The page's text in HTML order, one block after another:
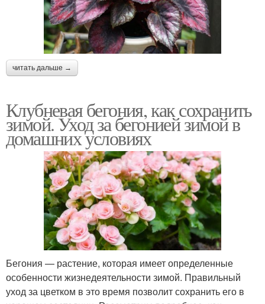
читать дальше →
Клубневая бегония, как сохранить
зимой. Уход за бегонией зимой в
домашних условиях
Бегония — растение, которая имеет определенные
особенности жизнедеятельности зимой. Правильный
уход за цветком в это время позволит сохранить его в